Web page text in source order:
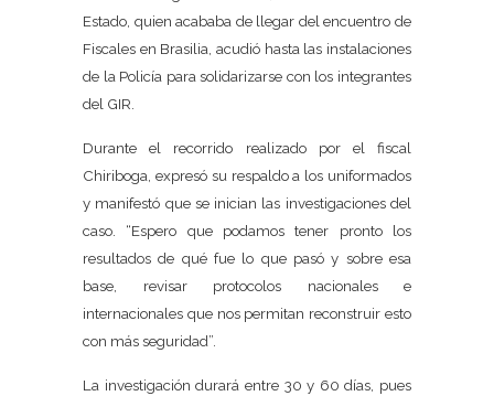
Estado, quien acababa de llegar del encuentro de
Fiscales en Brasilia, acudió hasta las instalaciones
de la Policía para solidarizarse con los integrantes
del GIR.
Durante el recorrido realizado por el fiscal
Chiriboga, expresó su respaldo a los uniformados
y manifestó que se inician las investigaciones del
caso. “Espero que podamos tener pronto los
resultados de qué fue lo que pasó y sobre esa
base, revisar protocolos nacionales e
internacionales que nos permitan reconstruir esto
con más seguridad”.
La investigación durará entre 30 y 60 días, pues